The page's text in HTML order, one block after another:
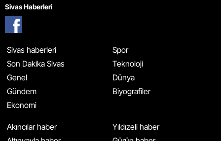
Sivas Haberleri
Sivas haberleri
Son Dakika Sivas
Genel
Gündem
Ekonomi
Spor
Teknoloji
Dünya
Biyografiler
Akıncılar haber
Yıldızeli haber